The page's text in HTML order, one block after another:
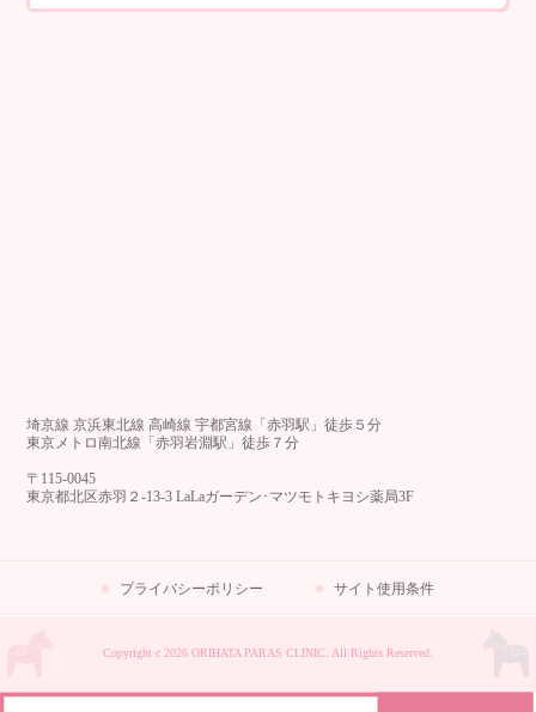
埼京線 京浜東北線 高崎線 宇都宮線「赤羽駅」徒歩５分
東京メトロ南北線「赤羽岩淵駅」徒歩７分
〒115-0045
東京都北区赤羽２-13-3 LaLaガーデン･マツモトキヨシ薬局3F
プライバシーポリシー サイト使用条件
Copyright c 2026 ORIHATA PARAS CLINIC. All Rights Reserved.